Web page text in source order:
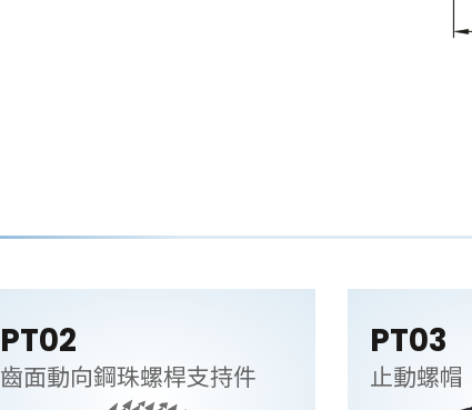
PT02
齒面動向鋼珠螺桿支持件
PT03
止動螺帽